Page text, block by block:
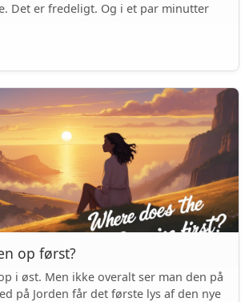
Det er fredeligt. Og i et par minutter
op først?
i øst. Men ikke overalt ser man den på
på Jorden får det første lys af den nye